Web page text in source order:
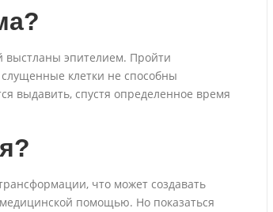
выстланы эпителием. Пройти
клетки не способны
выдавить, спустя определенное время
что может создавать
помощью. Но показаться